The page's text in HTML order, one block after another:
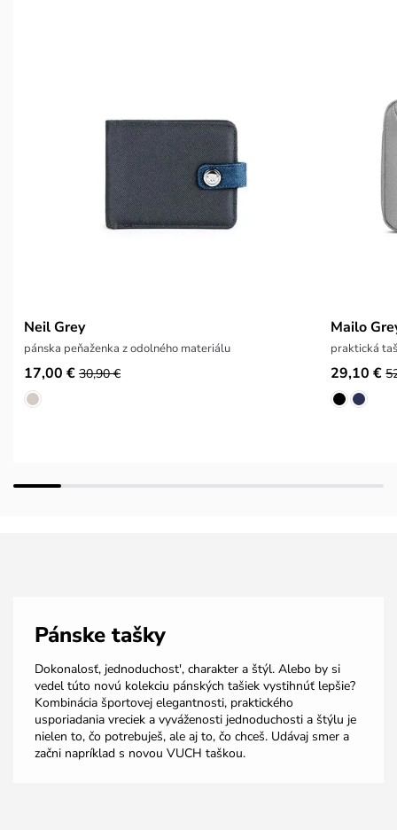
Neil Grey
pánska peňaženka z odolného materiálu
17,00 € 30,90 €
Mailo
praktická
29,10 €
Pánske tašky
Dokonalosť, jednoduchost', charakter a štýl. Alebo by si
vedel túto novú kolekciu pánských tašiek vystihnúť lepšie?
Kombinácia športovej elegantnosti, praktického
usporiadania vreciek a vyváženosti jednoduchosti a štýlu je
nielen to, čo potrebuješ, ale aj to, čo chceš. Udávaj smer a
začni napríklad s novou VUCH taškou.